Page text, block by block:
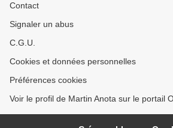
Contact
Signaler un abus
C.G.U.
Cookies et données personnelles
Préférences cookies
Voir le profil de Martin Anota sur le portail